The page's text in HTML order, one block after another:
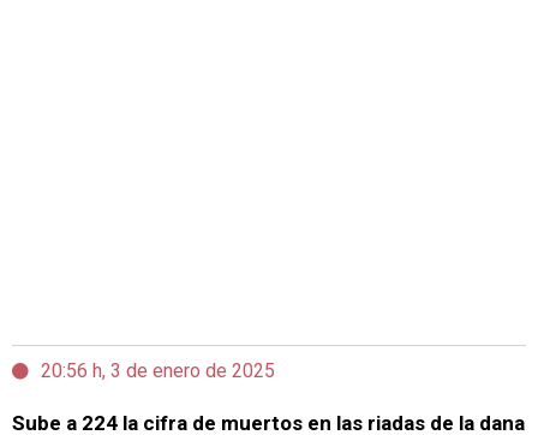
20:56 h, 3 de enero de 2025
Sube a 224 la cifra de muertos en las riadas de la dana